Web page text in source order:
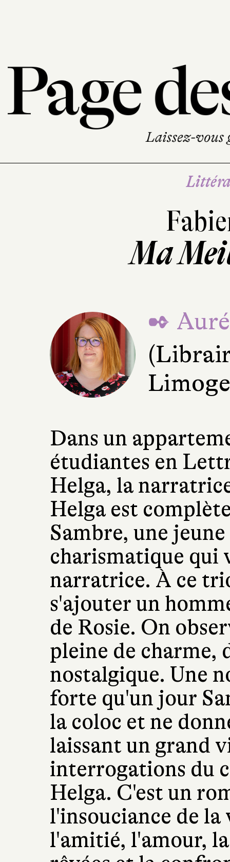
Ma
✒
Dans un
étudiantes en
Helga, la
Helga est
Sambre, une
charismatique qui
narratrice. À ce
s'ajouter un
de Rosie. On
pleine de charme,
nostalgique. Une
forte qu'un jour
la coloc et ne
laissant un grand
interrogations du
Helga. C'est un
l'insouciance de
l'amitié, l'amour,